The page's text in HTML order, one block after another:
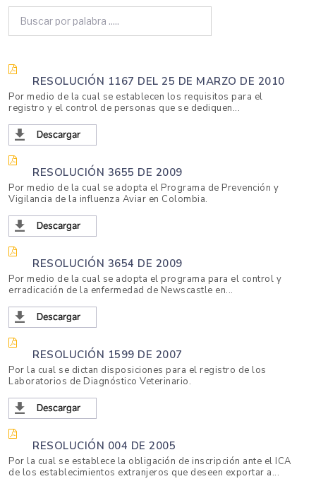
RESOLUCIÓN 1167 DEL 25 DE MARZO DE 2010
Por medio de la cual se establecen los requisitos para el
registro y el control de personas que se dediquen...
RESOLUCIÓN 3655 DE 2009
Por medio de la cual se adopta el Programa de Prevención y
Vigilancia de la influenza Aviar en Colombia.
RESOLUCIÓN 3654 DE 2009
Por medio de la cual se adopta el programa para el control y
erradicación de la enfermedad de Newscastle en...
RESOLUCIÓN 1599 DE 2007
Por la cual se dictan disposiciones para el registro de los
Laboratorios de Diagnóstico Veterinario.
RESOLUCIÓN 004 DE 2005
Por la cual se establece la obligación de inscripción ante el ICA
de los establecimientos extranjeros que deseen exportar a...